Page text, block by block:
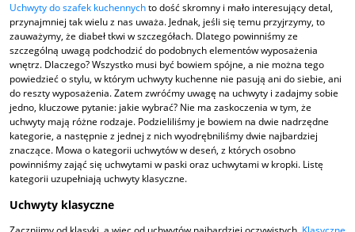
Uchwyty do szafek kuchennychto dość skromny i mało interesujący detal,
przynajmniej tak wielu z nas uważa. Jednak, jeśli się temu przyjrzymy, to
zauważymy, że diabeł tkwi w szczegółach. Dlatego powinniśmy ze
szczególną uwagą podchodzić do podobnych elementów wyposażenia
wnętrz. Dlaczego? Wszystko musi być bowiem spójne, a nie można tego
powiedzieć o stylu, w którym uchwyty kuchenne nie pasują ani do siebie, ani
do reszty wyposażenia. Zatem zwróćmy uwagę na uchwyty i zadajmy sobie
jedno, kluczowe pytanie: jakie wybrać? Nie ma zaskoczenia w tym, że
uchwyty mają różne rodzaje. Podzieliliśmy je bowiem na dwie nadrzędne
kategorie, a następnie z jednej z nich wyodrębniliśmy dwie najbardziej
znaczące. Mowa o kategorii uchwytów w deseń, z których osobno
powinniśmy zająć się uchwytami w paski oraz uchwytami w kropki. Listę
kategorii uzupełniają uchwyty klasyczne.
Uchwyty klasyczne